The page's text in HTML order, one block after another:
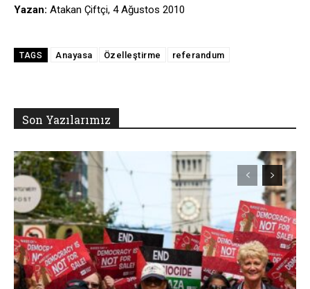
Yazan: Atakan Çiftçi, 4 Ağustos 2010
TAGS Anayasa Özelleştirme referandum
Son Yazılarımız